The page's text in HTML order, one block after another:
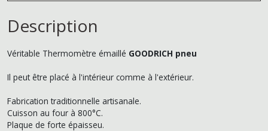
Description
Véritable Thermomètre émaillé GOODRICH pneu
Il peut être placé à l'intérieur comme à l'extérieur.
Fabrication traditionnelle artisanale.
Cuisson au four à 800°C.
Plaque de forte épaisseu.